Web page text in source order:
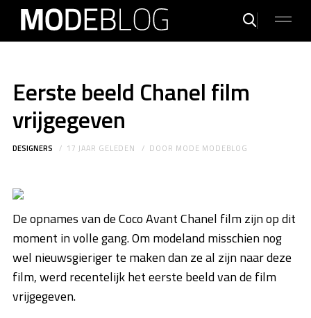
Eerste beeld Chanel film
vrijgegeven
DESIGNERS 17 JAAR GELEDEN DOOR MODE MODEBLOG
De opnames van de Coco Avant Chanel film zijn op dit
moment in volle gang. Om modeland misschien nog
wel nieuwsgieriger te maken dan ze al zijn naar deze
film, werd recentelijk het eerste beeld van de film
vrijgegeven.